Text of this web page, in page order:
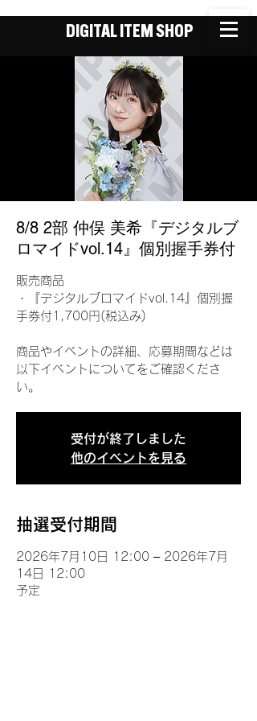
DIGITAL ITEM SHOP
8/8 2部 仲俣 美希『デジタルブ
ロマイドvol.14』個別握手券付
販売商品
・『デジタルブロマイドvol.14』個別握
手券付1,700円(税込み)
商品やイベントの詳細、応募期間などは
以下イベントについてをご確認くださ
い。
受付が終了しました
他のイベントを見る
抽選受付期間
2026年7月10日 12:00 – 2026年7月
14日 12:00
予定